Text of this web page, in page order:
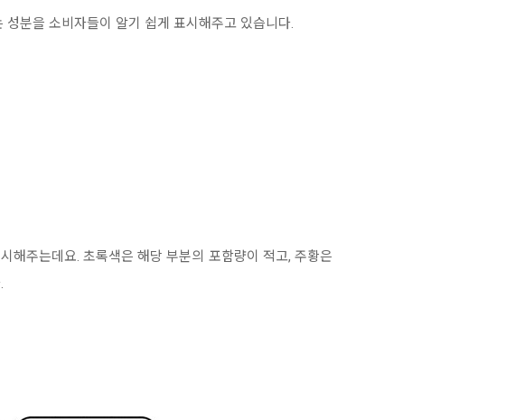
분을 소비자들이 알기 쉽게 표시해주고 있습니다.
주는데요. 초록색은 해당 부분의 포함량이 적고, 주황은